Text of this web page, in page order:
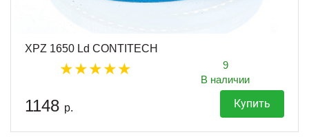
XPZ 1650 Ld CONTITECH
9
В наличии
1148 р. Купить